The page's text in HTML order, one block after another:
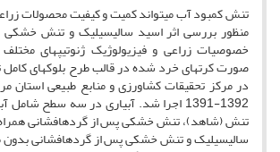
تنش کمبود آب می­تواند کمیت و کیفیت محصولات
منظور بررسی اثر اسید سالیسیلیک و تنش خشکی
خصوصیات زراعی و فیزیولوژیک ژنوتیپ­های
صورت کرت­های خرد شده در قالب طرح بلوک­های کامل
در مرکز تحقیقات کشاورزی و منابع طبیعی استان
1392-1391 اجرا شد. آبیاری در سه سطح
تنش (شاهد)، تنش خشکی پس از گرده­افشانی همراه
سالیسیلیک و تنش خشکی پس از گرده­افشانی بدون